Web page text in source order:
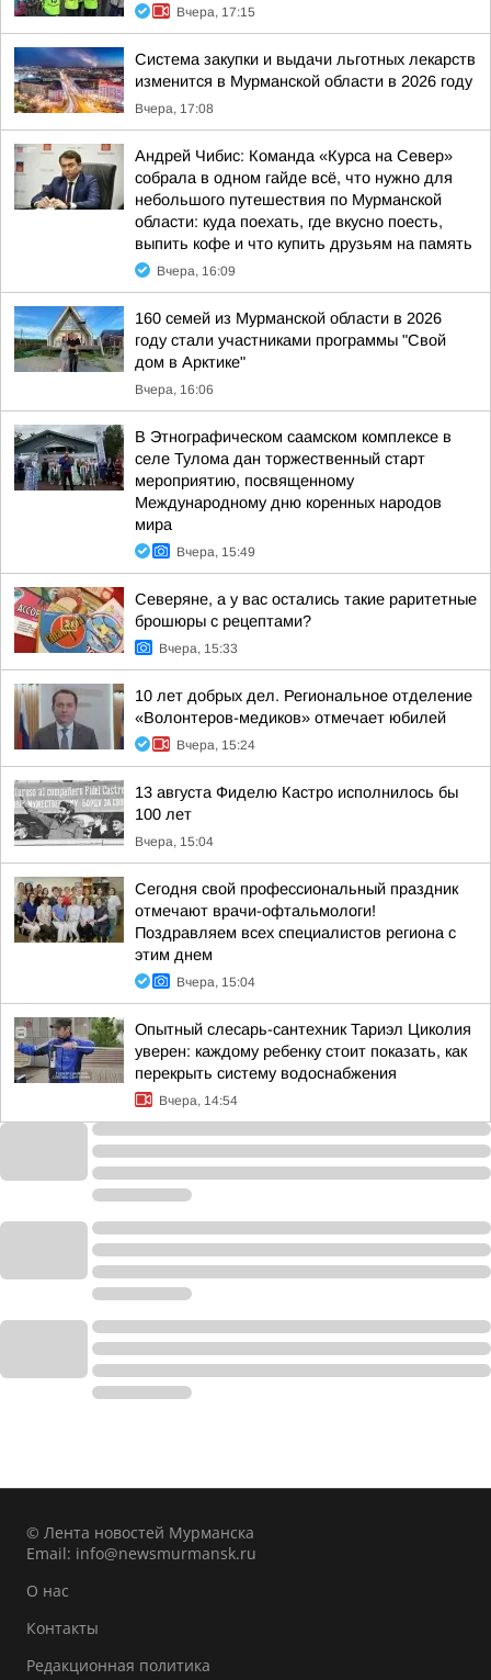
Вчера, 17:15
Система закупки и выдачи льготных лекарств
изменится в Мурманской области в 2026 году
Вчера, 17:08
Андрей Чибис: Команда «Курса на Север»
собрала в одном гайде всё, что нужно для
небольшого путешествия по Мурманской
области: куда поехать, где вкусно поесть,
выпить кофе и что купить друзьям на память
Вчера, 16:09
160 семей из Мурманской области в 2026
году стали участниками программы "Свой
дом в Арктике"
Вчера, 16:06
В Этнографическом саамском комплексе в
селе Тулома дан торжественный старт
мероприятию, посвященному
Международному дню коренных народов
мира
Вчера, 15:49
Северяне, а у вас остались такие раритетные
брошюры с рецептами?
Вчера, 15:33
10 лет добрых дел. Региональное отделение
«Волонтеров-медиков» отмечает юбилей
Вчера, 15:24
13 августа Фиделю Кастро исполнилось бы
100 лет
Вчера, 15:04
Сегодня свой профессиональный праздник
отмечают врачи-офтальмологи!
Поздравляем всех специалистов региона с
этим днем
Вчера, 15:04
Опытный слесарь-сантехник Тариэл Циколия
уверен: каждому ребенку стоит показать, как
перекрыть систему водоснабжения
Вчера, 14:54
© Лента новостей Мурманска
Email: info@newsmurmansk.ru
О нас
Контакты
Редакционная политика